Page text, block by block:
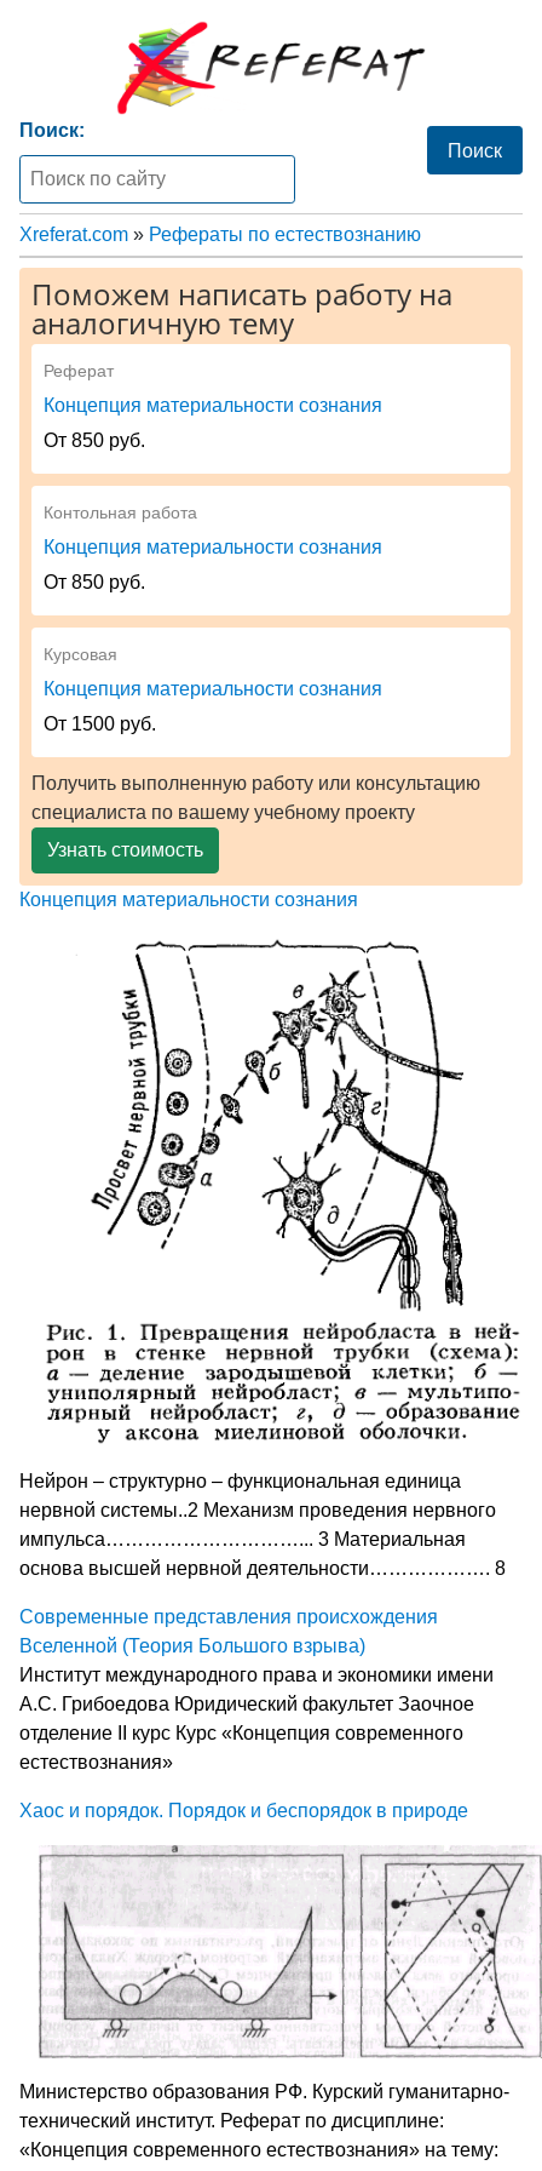
Поиск:
Xreferat.com » Рефераты по естествознанию
Поможем написать работу на
аналогичную тему
Реферат
Концепция материальности сознания
От 850 руб.
Контольная работа
Концепция материальности сознания
От 850 руб.
Курсовая
Концепция материальности сознания
От 1500 руб.
Получить выполненную работу или консультацию
специалиста по вашему учебному проекту
Узнать стоимость
Концепция материальности сознания
Нейрон – структурно – функциональная единица
нервной системы..2 Механизм проведения нервного
импульса…………………………... 3 Материальная
основа высшей нервной деятельности………………. 8
Современные представления происхождения
Вселенной (Теория Большого взрыва)
Институт международного права и экономики имени
А.С. Грибоедова Юридический факультет Заочное
отделение II курс Курс «Концепция современного
естествознания»
Хаос и порядок. Порядок и беспорядок в природе
Министерство образования РФ. Курский гуманитарно-
технический институт. Реферат по дисциплине:
«Концепция современного естествознания» на тему: